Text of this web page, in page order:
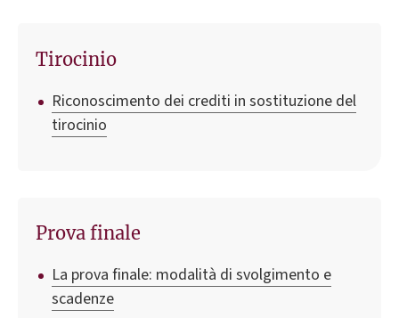
Tirocinio
Riconoscimento dei crediti in sostituzione del
tirocinio
Prova finale
La prova finale: modalità di svolgimento e
scadenze